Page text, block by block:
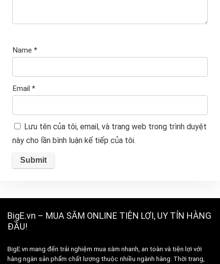
Name *
Email *
Lưu tên của tôi, email, và trang web trong trình duyệt
này cho lần bình luận kế tiếp của tôi.
BigE.vn – MUA SẮM ONLINE TIỆN LỢI, UY TÍN HÀNG
ĐẦU!
BigE.vn mang đến trải nghiệm mua sắm nhanh, an toàn và tiện lợi với
hàng ngàn sản phẩm chất lượng thuộc nhiều ngành hàng: Thời trang,